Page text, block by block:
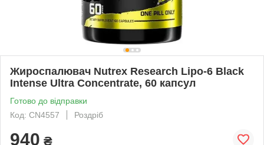
Жироспалювач Nutrex Research Lipo-6 Black
Intense Ultra Concentrate, 60 капсул
Готово до відправки
Код: CN4557
Роздріб
940 ₴